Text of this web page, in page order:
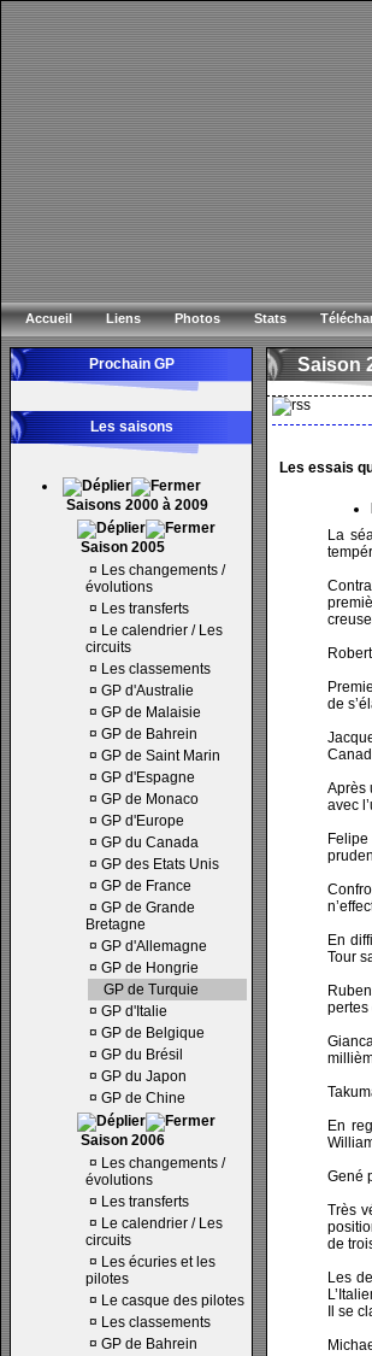
Accueil Liens Photos Stats
Prochain GP
Les saisons
Saisons 2000 à 2009
Saison 2005
¤ Les changements /
évolutions
¤ Les transferts
¤ Le calendrier / Les
circuits
¤ Les classements
¤ GP d'Australie
¤ GP de Malaisie
¤ GP de Bahrein
¤ GP de Saint Marin
¤ GP d'Espagne
¤ GP de Monaco
¤ GP d'Europe
¤ GP du Canada
¤ GP des Etats Unis
¤ GP de France
¤ GP de Grande
Bretagne
¤ GP d'Allemagne
¤ GP de Hongrie
GP de Turquie
¤ GP d'Italie
¤ GP de Belgique
¤ GP du Brésil
¤ GP du Japon
¤ GP de Chine
Saison 2006
¤ Les changements /
évolutions
¤ Les transferts
¤ Le calendrier / Les
circuits
¤ Les écuries et les
pilotes
¤ Le casque des pilotes
¤ Les classements
¤ GP de Bahrein
Saison
Les essais
La
de
Après
avec
En
Tour
pertes
En
Gené
Très
de
Les
Il se